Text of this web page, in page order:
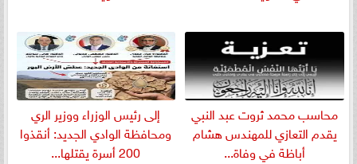
​محاسب محمد ثروت عبد النبي
يقدم التعازي للمهندس هشام
أباظة في وفاة...
إلى رئيس الوزراء ووزير الري
ومحافظة الوادي الجديد: أنقذوا
200 أسرة يقتلها...